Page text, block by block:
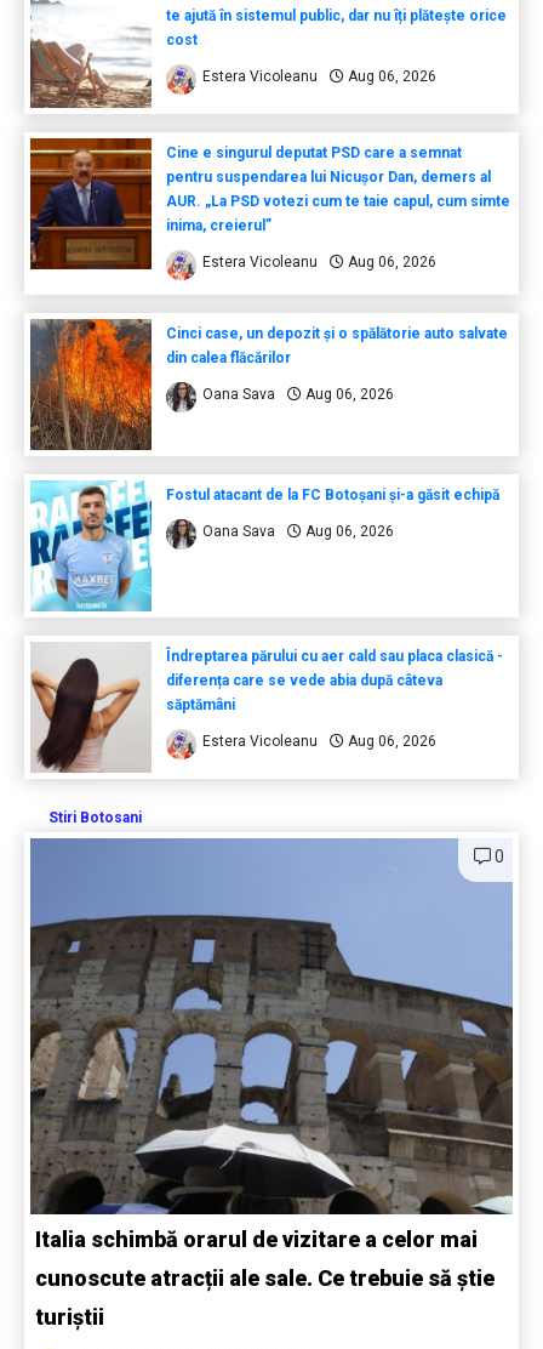
te ajută în sistemul public, dar nu îți plătește orice
cost
Estera Vicoleanu Aug 06, 2026
Cine e singurul deputat PSD care a semnat
pentru suspendarea lui Nicușor Dan, demers al
AUR. „La PSD votezi cum te taie capul, cum simte
inima, creierul”
Estera Vicoleanu Aug 06, 2026
Cinci case, un depozit și o spălătorie auto salvate
din calea flăcărilor
Oana Sava Aug 06, 2026
Fostul atacant de la FC Botoșani și-a găsit echipă
Oana Sava Aug 06, 2026
Îndreptarea părului cu aer cald sau placa clasică -
diferența care se vede abia după câteva
săptămâni
Estera Vicoleanu Aug 06, 2026
Stiri Botosani
0
Italia schimbă orarul de vizitare a celor mai
cunoscute atracții ale sale. Ce trebuie să știe
turiștii